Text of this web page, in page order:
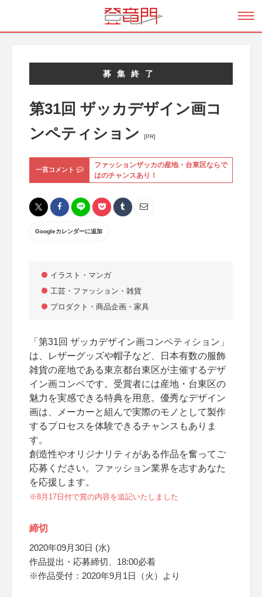
募集終了
第31回 ザッカデザイン画コ
ンペティション
[PR]
一言コメント
ファッションザッカの産地・台東区ならで
はのチャンスあり！
Googleカレンダーに追加
イラスト・マンガ
工芸・ファッション・雑貨
プロダクト・商品企画・家具
「第31回 ザッカデザイン画コンペティション」
は、レザーグッズや帽子など、日本有数の服飾
雑貨の産地である東京都台東区が主催するデザ
イン画コンペです。受賞者には産地・台東区の
魅力を実感できる特典を用意。優秀なデザイン
画は、メーカーと組んで実際のモノとして製作
するプロセスを体験できるチャンスもありま
す。
創造性やオリジナリティがある作品を奮ってご
応募ください。ファッション業界を志すあなた
を応援します。
※8月17日付で賞の内容を追記いたしました
締切
2020年09月30日 (水)
作品提出・応募締切、18:00必着
※作品受付：2020年9月1日（火）より